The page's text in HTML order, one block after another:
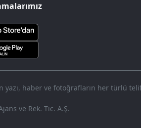
haber ve fotoğrafların her türlü
ve Rek. Tic. A.Ş.